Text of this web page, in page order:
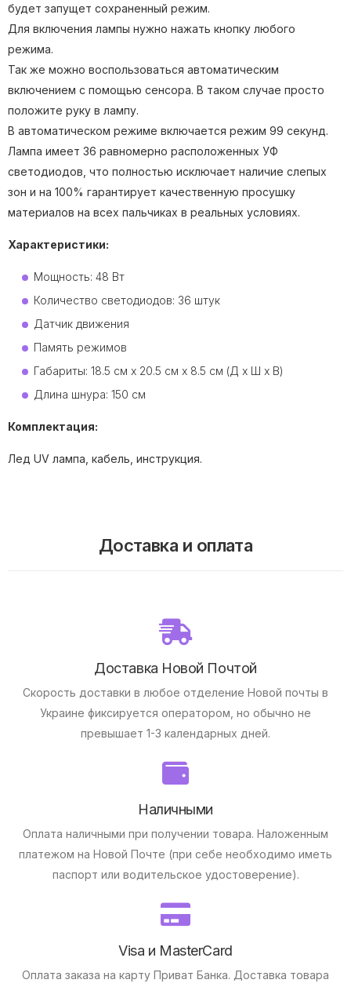
будет запущет сохраненный режим.
Для включения лампы нужно нажать кнопку любого
режима.
Так же можно воспользоваться автоматическим
включением с помощью сенсора. В таком случае просто
положите руку в лампу.
В автоматическом режиме включается режим 99 секунд.
Лампа имеет 36 равномерно расположенных УФ
светодиодов, что полностью исключает наличие слепых
зон и на 100% гарантирует качественную просушку
материалов на всех пальчиках в реальных условиях.
Характеристики:
Мощность: 48 Вт
Количество светодиодов: 36 штук
Датчик движения
Память режимов
Габариты: 18.5 см х 20.5 см х 8.5 см (Д х Ш х В)
Длина шнура: 150 см
Комплектация:
Лед UV лампа, кабель, инструкция.
Доставка и оплата
Доставка Новой Почтой
Скорость доставки в любое отделение Новой почты в
Украине фиксируется оператором, но обычно не
превышает 1-3 календарных дней.
Наличными
Оплата наличными при получении товара. Наложенным
платежом на Новой Почте (при себе необходимо иметь
паспорт или водительское удостоверение).
Visa и MasterCard
Оплата заказа на карту Приват Банка. Доставка товара